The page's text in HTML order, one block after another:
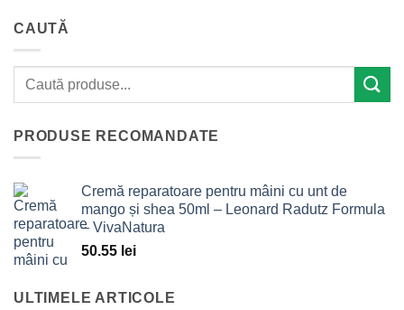
CAUTĂ
PRODUSE RECOMANDATE
Cremă reparatoare pentru mâini cu unt de
mango și shea 50ml – Leonard Radutz Formula
– VivaNatura
50.55 lei
ULTIMELE ARTICOLE